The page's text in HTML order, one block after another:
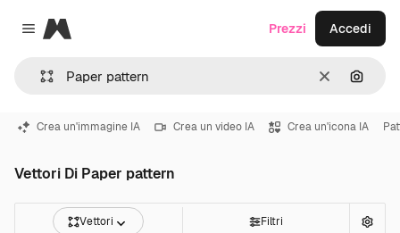
Close menu
Magnific
CancellaCerca
Prezzi Accedi
Crea un'immagine IA Crea un video IA Crea un'icona IA
Vettori Di Paper pattern
Vettori Filtri